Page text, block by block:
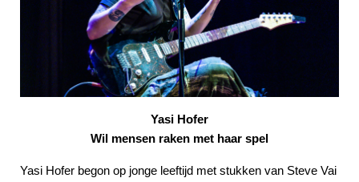
Yasi Hofer
Wil mensen raken met haar spel
Yasi Hofer begon op jonge leeftijd met stukken van Steve Vai